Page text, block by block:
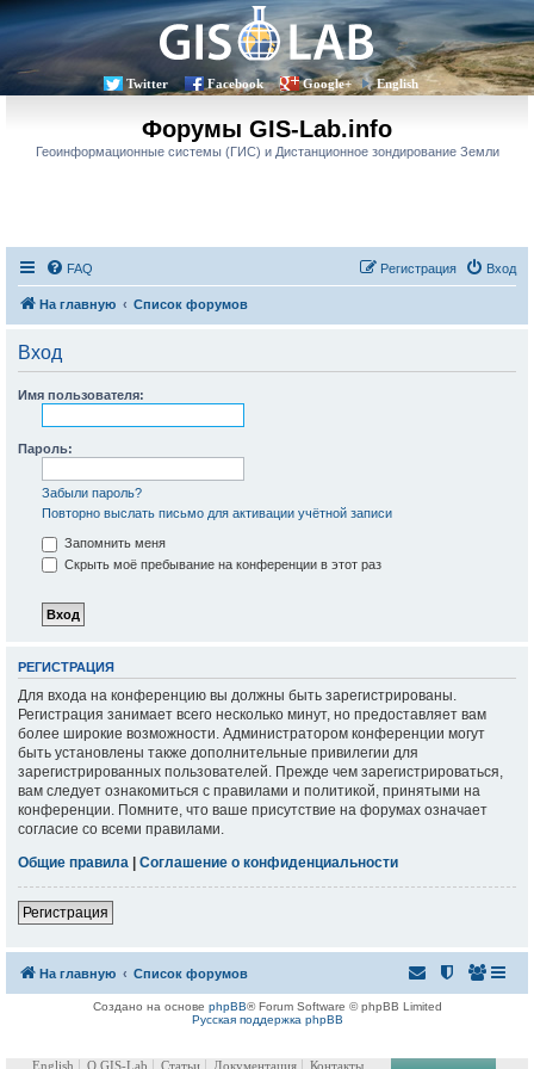
Twitter Facebook Google+ English
Форумы GIS-Lab.info
Геоинформационные системы (ГИС) и Дистанционное зондирование Земли
FAQ Вход
Регистрация
На главную Список форумов
Вход
Имя пользователя:
Пароль:
Забыли пароль?
Повторно выслать письмо для активации учётной записи
Запомнить меня
Скрыть моё пребывание на конференции в этот раз
РЕГИСТРАЦИЯ
Для входа на конференцию вы должны быть зарегистрированы.
Регистрация занимает всего несколько минут, но предоставляет вам
более широкие возможности. Администратором конференции могут
быть установлены также дополнительные привилегии для
зарегистрированных пользователей. Прежде чем зарегистрироваться,
вам следует ознакомиться с правилами и политикой, принятыми на
конференции. Помните, что ваше присутствие на форумах означает
согласие со всеми правилами.
Общие правила | Соглашение о конфиденциальности
Регистрация
На главную Список форумов
Создано на основе phpBB® Forum Software © phpBB Limited
Русская поддержка phpBB
English О GIS-Lab Статьи Документация Контакты